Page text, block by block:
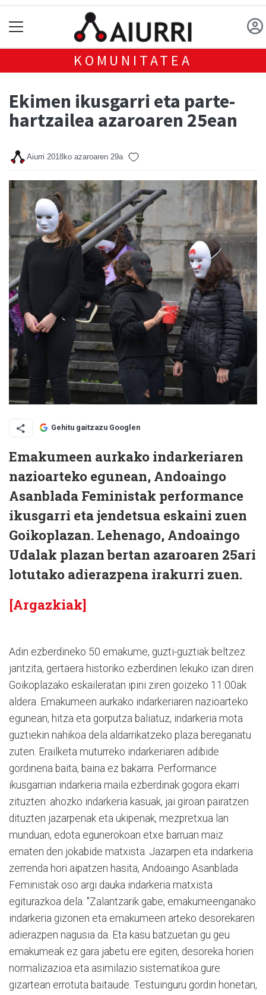
KOMUNITATEA
Ekimen ikusgarri eta parte-
hartzailea azaroaren 25ean
Aiurri 2018ko azaroaren 29a
Gehitu gaitzazu Googlen
Emakumeen aurkako indarkeriaren
nazioarteko egunean, Andoaingo
Asanblada Feministak performance
ikusgarri eta jendetsua eskaini zuen
Goikoplazan. Lehenago, Andoaingo
Udalak plazan bertan azaroaren 25ari
lotutako adierazpena irakurri zuen.
[Argazkiak]
Adin ezberdineko 50 emakume, guzti-guztiak beltzez
jantzita, gertaera historiko ezberdinen lekuko izan diren
Goikoplazako eskaileratan ipini ziren goizeko 11:00ak
aldera. Emakumeen aurkako indarkeriaren nazioarteko
egunean, hitza eta gorputza baliatuz, indarkeria mota
guztiekin nahikoa dela aldarrikatzeko plaza bereganatu
zuten. Erailketa muturreko indarkeriaren adibide
gordinena baita, baina ez bakarra. Performance
ikusgarrian indarkeria maila ezberdinak gogora ekarri
zituzten: ahozko indarkeria kasuak, jai giroan pairatzen
dituzten jazarpenak eta ukipenak, mezpretxua lan
munduan, edota egunerokoan etxe barruan maiz
ematen den jokabide matxista. Jazarpen eta indarkeria
zerrenda hori aipatzen hasita, Andoaingo Asanblada
Feministak oso argi dauka indarkeria matxista
egiturazkoa dela: "Zalantzarik gabe, emakumeenganako
indarkeria gizonen eta emakumeen arteko desorekaren
adierazpen nagusia da. Eta kasu batzuetan gu geu
emakumeak ez gara jabetu ere egiten, desoreka horien
normalizazioa eta asimilazio sistematikoa gure
gizartean errotuta baitaude. Testuinguru gordin honetan,